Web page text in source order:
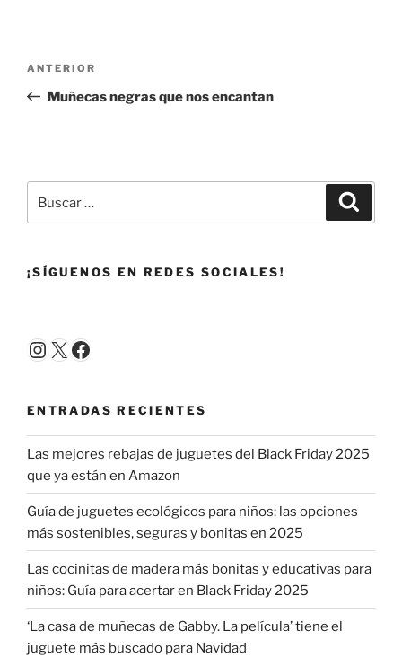
entradas
Entrada
anterior:
ANTERIOR
Muñecas negras que nos encantan
por:
¡SÍGUENOS EN REDES SOCIALES!
Instagram
X Facebook
ENTRADAS RECIENTES
Las mejores rebajas de juguetes del Black Friday 2025
que ya están en Amazon
Guía de juguetes ecológicos para niños: las opciones
más sostenibles, seguras y bonitas en 2025
Las cocinitas de madera más bonitas y educativas para
niños: Guía para acertar en Black Friday 2025
‘La casa de muñecas de Gabby. La película’ tiene el
juguete más buscado para Navidad